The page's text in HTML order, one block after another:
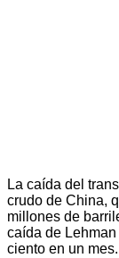
La caída del
crudo de China,
millones de
caída de
ciento en un mes.